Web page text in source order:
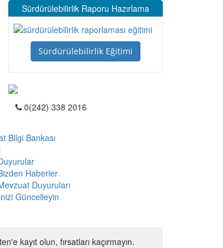
Sürdürülebilirlik Raporu Hazırlama
Sürdürülebilirlik Eğitimi
0(242) 338 2016
Bilgi Bankası
Haberler
Duyuruları
Güncelleyin
kayıt olun, fırsatları kaçırmayın.